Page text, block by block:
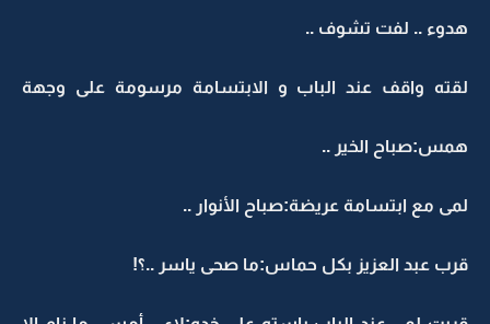
هدوء .. لفت تشوف ..
لقته واقف عند الباب و الابتسامة مرسومة على وجهة
همس:صباح الخير ..
لمى مع ابتسامة عريضة:صباح الأنوار ..
قرب عبد العزيز بكل حماس:ما صحى ياسر ..؟!